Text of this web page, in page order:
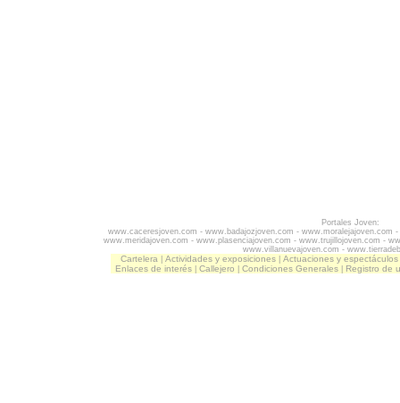
Portales Joven:
www.caceresjoven.com - www.badajozjoven.com - www.moralejajoven.com -
www.meridajoven.com - www.plasenciajoven.com - www.trujillojoven.com -
www.villanuevajoven.com -
Cartelera| Actividades y exposiciones| Actuaciones y espectáculos
Enlaces de interés| Callejero Condiciones Generales| Registro de